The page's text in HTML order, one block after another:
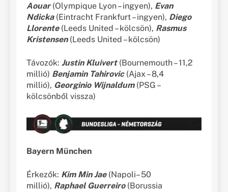
Aouar(Olympique Lyon – ingyen), Evan
Ndicka(Eintracht Frankfurt – ingyen), Diego
Llorente(Leeds United – kölcsön), Rasmus
Kristensen(Leeds United – kölcsön)
Távozók: Justin Kluivert(Bournemouth – 11,2
millió) Benjamin Tahirovic (Ajax – 8,4
millió), Georginio Wijnaldum(PSG –
kölcsönből vissza)
Bayern München
Érkezők: Kim Min Jae (Napoli– 50
millió), Raphael Guerreiro (Borussia